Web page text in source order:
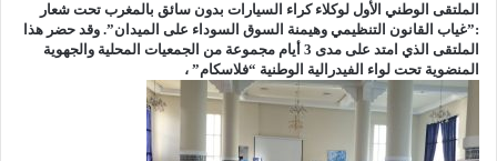
الملتقى الوطني الأول لوكلاء كراء السيارات بدون سائق بالمغرب تحت شعار
:”غياب القانون التنظيمي وهيمنة السوق السوداء على الميدان”. وقد حضر هذا
الملتقى الذي امتد على مدى 3 أيام مجموعة من الجمعيات المحلية والجهوية
المنضوية تحت لواء الفيدرالية الوطنية “فلاسكام” ،